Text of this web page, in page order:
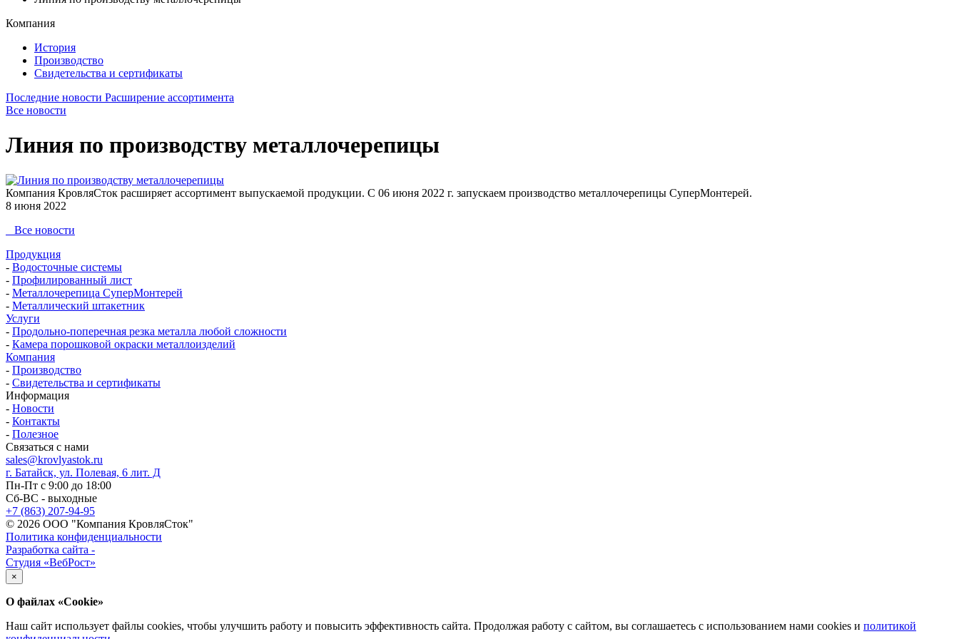
Компания
История
Производство
Свидетельства и сертификаты
Последние новости Расширение ассортимента
Все новости
Линия по производству металлочерепицы
Компания КровляСток расширяет ассортимент выпускаемой продукции. С 06 июня 2022 г. запускаем производство металлочерепицы СуперМонтерей.
8 июня 2022
Все новости
Продукция
- Водосточные системы
- Профилированный лист
- Металлочерепица СуперМонтерей
- Металлический штакетник
Услуги
- Продольно-поперечная резка металла любой сложности
- Камера порошковой окраски металлоизделий
Компания
- Производство
- Свидетельства и сертификаты
Информация
- Новости
- Контакты
- Полезное
Связаться с нами
sales@krovlyastok.ru
г. Батайск, ул. Полевая, 6 лит. Д
Пн-Пт с 9:00 до 18:00
Сб-ВС - выходные
+7 (863) 207-94-95
© 2026 ООО "Компания КровляСток"
Политика конфиденциальности
Разработка сайта -
Студия «ВебРост»
×
О файлах «Cookie»
Наш сайт использует файлы cookies, чтобы улучшить работу и повысить эффективность сайта. Продолжая работу с сайтом, вы соглашаетесь с использованием нами cookies и политикой